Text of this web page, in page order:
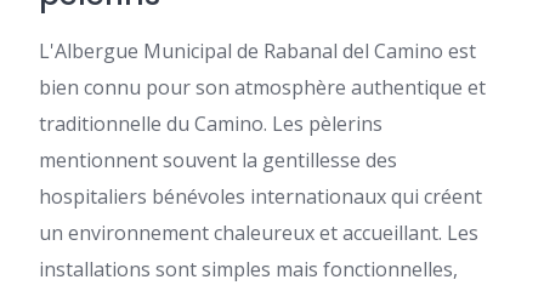
L'Albergue Municipal de Rabanal del Camino est
bien connu pour son atmosphère authentique et
traditionnelle du Camino. Les pèlerins
mentionnent souvent la gentillesse des
hospitaliers bénévoles internationaux qui créent
un environnement chaleureux et accueillant. Les
installations sont simples mais fonctionnelles,